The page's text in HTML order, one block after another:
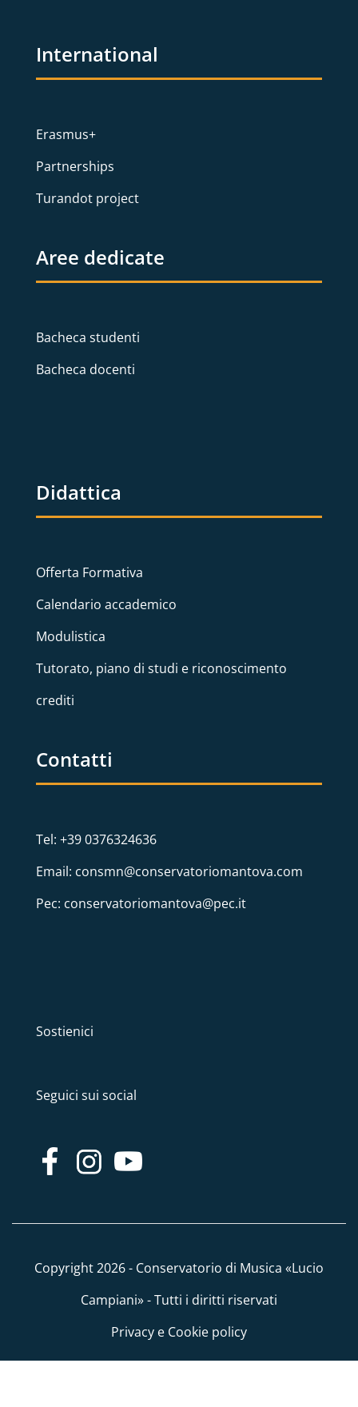
International
Erasmus+
Partnerships
Turandot project
Aree dedicate
Bacheca studenti
Bacheca docenti
Didattica
Offerta Formativa
Calendario accademico
Modulistica
Tutorato, piano di studi e riconoscimento
crediti
Contatti
Tel: +39 0376324636
Email: consmn@conservatoriomantova.com
Pec: conservatoriomantova@pec.it
Sostienici
Seguici sui social
Copyright 2026 - Conservatorio di Musica «Lucio
Campiani» - Tutti i diritti riservati
Privacy e Cookie policy